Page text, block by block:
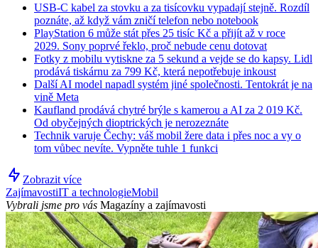
USB-C kabel za stovku a za tisícovku vypadají stejně. Rozdíl
poznáte, až když vám zničí telefon nebo notebook
PlayStation 6 může stát přes 25 tisíc Kč a přijít až v roce
2029. Sony poprvé řeklo, proč nebude cenu dotovat
Fotky z mobilu vytiskne za 5 sekund a vejde se do kapsy. Lidl
prodává tiskárnu za 799 Kč, která nepotřebuje inkoust
Další AI model napadl systém jiné společnosti. Tentokrát je na
vině Meta
Kaufland prodává chytré brýle s kamerou a AI za 2 019 Kč.
Od obyčejných dioptrických je nerozeznáte
Technik varuje Čechy: váš mobil žere data i přes noc a vy o
tom vůbec nevíte. Vypněte tuhle 1 funkci
Zobrazit více
ZajímavostiIT a technologieMobil
Vybrali jsme pro vás Magazíny a zajímavosti